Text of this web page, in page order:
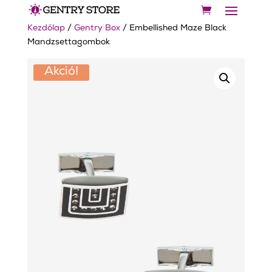
Kezdőlap/ Gentry Box/ Embellished Maze Black
Mandzsettagombok
Akció!